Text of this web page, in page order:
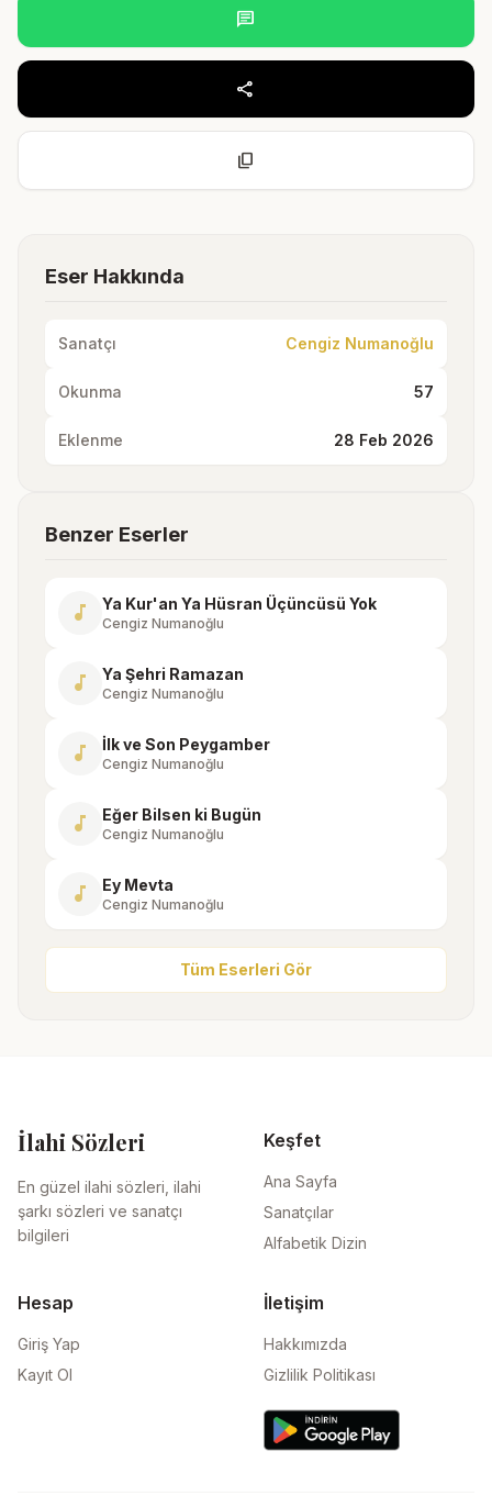
chat
share
content_copy
Eser Hakkında
Sanatçı Cengiz Numanoğlu
Okunma 57
Eklenme 28 Feb 2026
Benzer Eserler
music_note Ya Kur'an Ya Hüsran Üçüncüsü Yok
Cengiz Numanoğlu
music_note Ya Şehri Ramazan
Cengiz Numanoğlu
music_note İlk ve Son Peygamber
Cengiz Numanoğlu
music_note Eğer Bilsen ki Bugün
Cengiz Numanoğlu
music_note Ey Mevta
Cengiz Numanoğlu
Tüm Eserleri Gör
İlahi Sözleri
En güzel ilahi sözleri, ilahi
şarkı sözleri ve sanatçı
bilgileri
Keşfet
Ana Sayfa
Sanatçılar
Alfabetik Dizin
Hesap
Giriş Yap
Kayıt Ol
İletişim
Hakkımızda
Gizlilik Politikası